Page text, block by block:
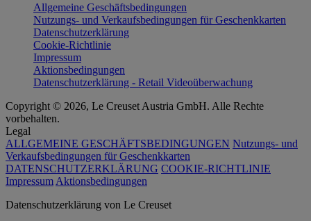
Allgemeine Geschäftsbedingungen
Nutzungs- und Verkaufsbedingungen für Geschenkkarten
Datenschutzerklärung
Cookie-Richtlinie
Impressum
Aktionsbedingungen
Datenschutzerklärung - Retail Videoüberwachung
Copyright © 2026, Le Creuset Austria GmbH. Alle Rechte
vorbehalten.
Legal
ALLGEMEINE GESCHÄFTSBEDINGUNGEN Nutzungs- und
Verkaufsbedingungen für Geschenkkarten
DATENSCHUTZERKLÄRUNG COOKIE-RICHTLINIE
Impressum Aktionsbedingungen
Datenschutz­erklärung von Le Creuset